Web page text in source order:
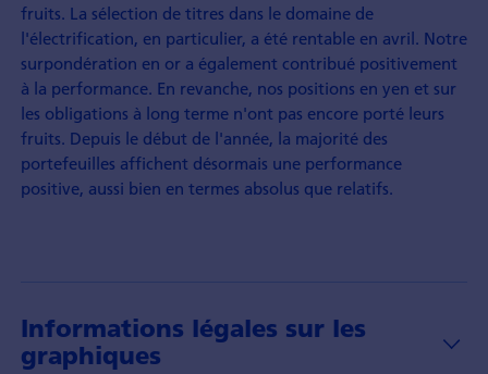
fruits. La sélection de titres dans le domaine de
l'électrification, en particulier, a été rentable en avril. Notre
surpondération en or a également contribué positivement
à la performance. En revanche, nos positions en yen et sur
les obligations à long terme n'ont pas encore porté leurs
fruits. Depuis le début de l'année, la majorité des
portefeuilles affichent désormais une performance
positive, aussi bien en termes absolus que relatifs.
Informations légales sur les
graphiques